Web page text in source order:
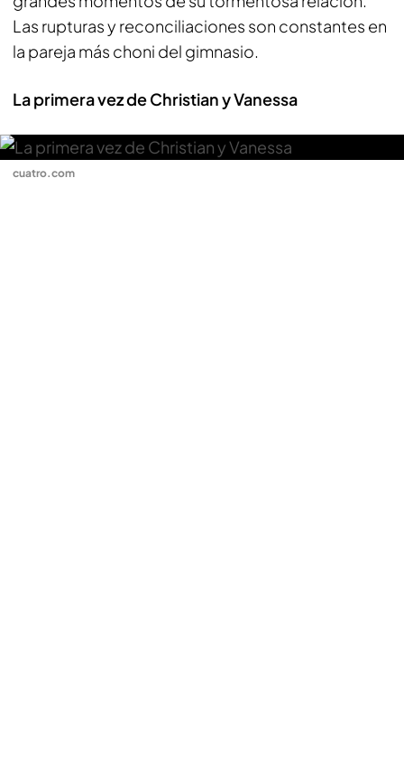
Las rupturas y reconciliaciones son constantes en
la pareja más choni del gimnasio.
La primera vez de Christian y Vanessa
cuatro.com